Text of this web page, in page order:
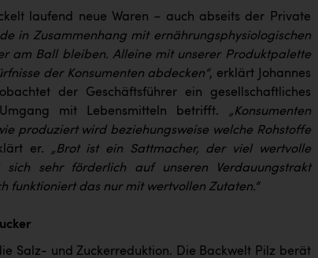
laufend neue Waren – auch abseits der Private
in Zusammenhang mit ernährungsphysiologischen
am Ball bleiben. Alleine mit unserer Produktpalette
der Konsumenten abdecken“, erklärt Johannes
der Geschäftsführer ein gesellschaftliches
mit Lebensmitteln betrifft. „Konsumenten
produziert wird beziehungsweise welche Rohstoffe
er. „Brot ist ein Sattmacher, der viel wertvolle
sehr förderlich auf unseren Verdauungstrakt
funktioniert das nur mit wertvollen Zutaten.“
Salz- und Zuckerreduktion. Die Backwelt Pilz berät